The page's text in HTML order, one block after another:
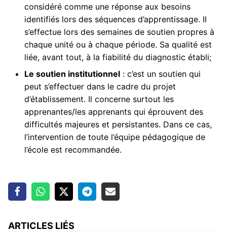
considéré comme une réponse aux besoins
identifiés lors des séquences d’apprentissage. Il
s’effectue lors des semaines de soutien propres à
chaque unité ou à chaque période. Sa qualité est
liée, avant tout, à la fiabilité du diagnostic établi;
Le soutien institutionnel : c’est un soutien qui
peut s’effectuer dans le cadre du projet
d’établissement. Il concerne surtout les
apprenantes/les apprenants qui éprouvent des
difficultés majeures et persistantes. Dans ce cas,
l’intervention de toute l’équipe pédagogique de
l’école est recommandée.
ARTICLES LIÉS